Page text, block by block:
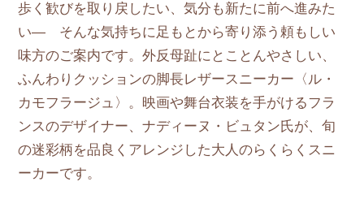
歩く歓びを取り戻したい、気分も新たに前へ進みた
い― そんな気持ちに足もとから寄り添う頼もしい
味方のご案内です。外反母趾にとことんやさしい、
ふんわりクッションの脚長レザースニーカー〈ル・
カモフラージュ〉。映画や舞台衣装を手がけるフラ
ンスのデザイナー、ナディーヌ・ビュタン氏が、旬
の迷彩柄を品良くアレンジした大人のらくらくスニ
ーカーです。